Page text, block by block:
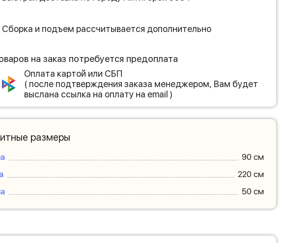
Сборка и подъем рассчитывается дополнительно
на заказ потребуется предоплата
Оплата картой или СБП
( после подтверждения заказа менеджером, Вам будет
выслана ссылка на оплату на email )
размеры
90 см
220 см
50 см